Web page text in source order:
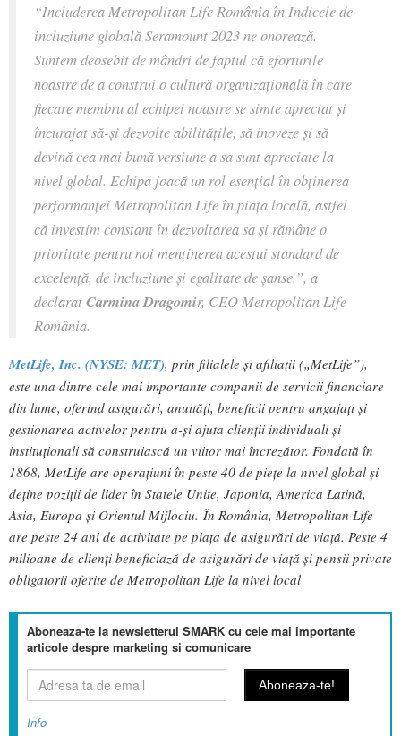
“Includerea Metropolitan Life România în Indicele de
incluziune globală Seramount 2023 ne onorează.
Suntem deosebit de mândri de faptul că eforturile
noastre de a construi o cultură organizațională în care
fiecare membru al echipei noastre se simte apreciat și
încurajat să-și dezvolte abilitățile, să inoveze și să
devină cea mai bună versiune a sa sunt apreciate la
nivel global. Echipa joacă un rol esențial în obținerea
performanței Metropolitan Life în piața locală, astfel
că investim constant în dezvoltarea sa și rămâne o
prioritate pentru noi menținerea acestui standard de
excelență, de incluziune și egalitate de șanse.”, a
declaratCarmina Dragomir, CEO Metropolitan Life
România.
MetLife, Inc. (NYSE: MET), prin filialele și afiliații („MetLife”),
este una dintre cele mai importante companii de servicii financiare
din lume, oferind asigurări, anuități, beneficii pentru angajați și
gestionarea activelor pentru a-și ajuta clienții individuali și
instituționali să construiască un viitor mai încrezător. Fondată în
1868, MetLife are operațiuni în peste 40 de piețe la nivel global și
deține poziții de lider în Statele Unite, Japonia, America Latină,
Asia, Europa și Orientul Mijlociu. În România, Metropolitan Life
are peste 24 ani de activitate pe piața de asigurări de viață. Peste 4
milioane de clienți beneficiază de asigurări de viață și pensii private
obligatorii oferite de Metropolitan Life la nivel local
Aboneaza-te la newsletterul SMARK cu cele mai importante
articole despre marketing si comunicare
Info